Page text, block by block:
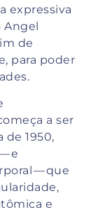
expressiva
Angel
de
para poder
a ser
de 1950,
e
— que
e